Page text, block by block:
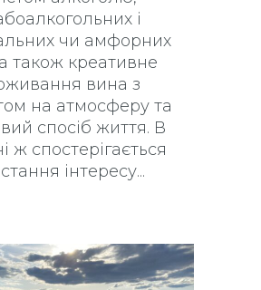
і
чи амфорних
також креативне
вина з
на атмосферу та
спосіб життя. В
ж спостерігається
інтересу